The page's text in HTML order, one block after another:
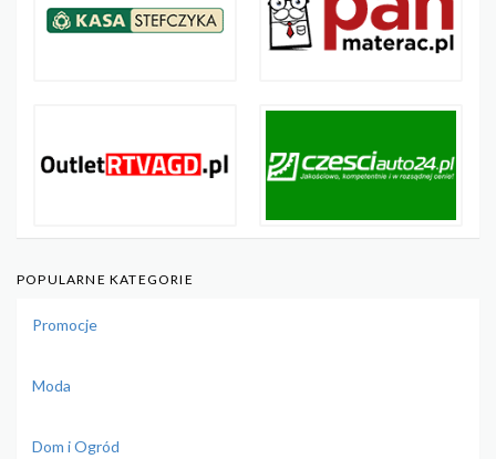
POPULARNE KATEGORIE
Promocje
Moda
Dom i Ogród